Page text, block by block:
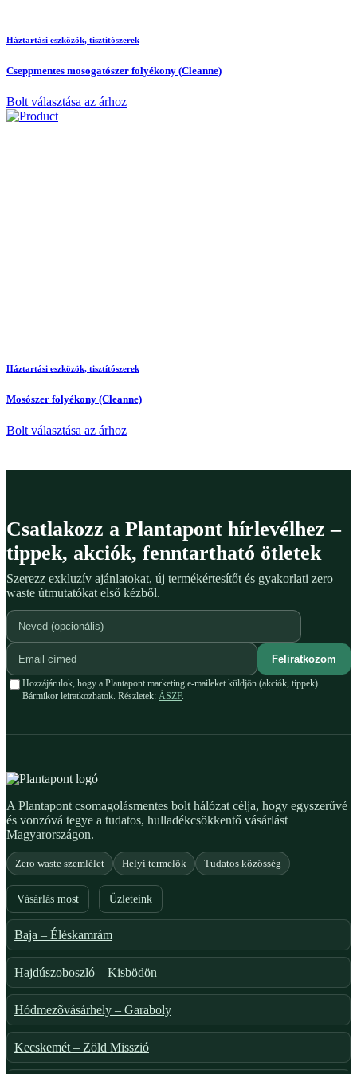
Háztartási eszközök, tisztítószerek
Cseppmentes mosogatószer folyékony (Cleanne)
Bolt választása az árhoz
Háztartási eszközök, tisztítószerek
Mosószer folyékony (Cleanne)
Bolt választása az árhoz
Csatlakozz a Plantapont hírlevélhez –
tippek, akciók, fenntartható ötletek
Szerezz exkluzív ajánlatokat, új termékértesítőt és gyakorlati zero
waste útmutatókat első kézből.
Feliratkozom
Hozzájárulok, hogy a Plantapont marketing e-maileket küldjön (akciók, tippek).
Bármikor leiratkozhatok. Részletek: ÁSZF.
A Plantapont csomagolásmentes bolt hálózat célja, hogy egyszerűvé
és vonzóvá tegye a tudatos, hulladékcsökkentő vásárlást
Magyarországon.
Zero waste szemlélet Helyi termelők Tudatos közösség
Vásárlás most Üzleteink
Baja – Éléskamrám
Hajdúszoboszló – Kisbödön
Hódmezõvásárhely – Garaboly
Kecskemét – Zöld Misszió